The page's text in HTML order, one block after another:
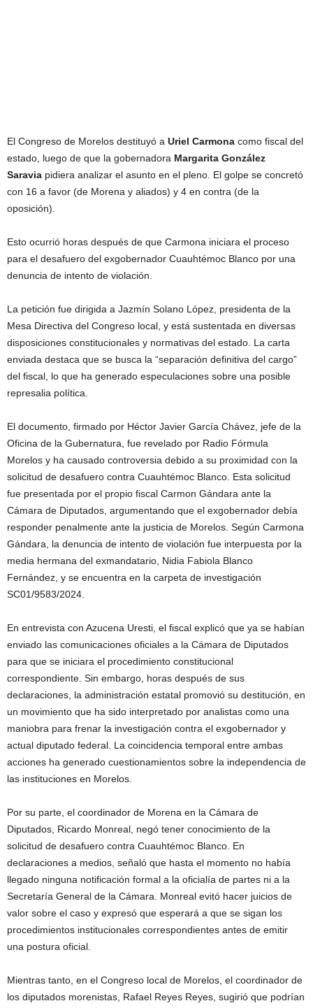
El Congreso de Morelos destituyó a Uriel Carmona como fiscal del
estado, luego de que la gobernadora Margarita González
Saravia pidiera analizar el asunto en el pleno. El golpe se concretó
con 16 a favor (de Morena y aliados) y 4 en contra (de la
oposición).
Esto ocurrió horas después de que Carmona iniciara el proceso
para el desafuero del exgobernador Cuauhtémoc Blanco por una
denuncia de intento de violación.
La petición fue dirigida a Jazmín Solano López, presidenta de la
Mesa Directiva del Congreso local, y está sustentada en diversas
disposiciones constitucionales y normativas del estado. La carta
enviada destaca que se busca la “separación definitiva del cargo”
del fiscal, lo que ha generado especulaciones sobre una posible
represalia política.
El documento, firmado por Héctor Javier García Chávez, jefe de la
Oficina de la Gubernatura, fue revelado por Radio Fórmula
Morelos y ha causado controversia debido a su proximidad con la
solicitud de desafuero contra Cuauhtémoc Blanco. Esta solicitud
fue presentada por el propio fiscal Carmon Gándara ante la
Cámara de Diputados, argumentando que el exgobernador debía
responder penalmente ante la justicia de Morelos. Según Carmona
Gándara, la denuncia de intento de violación fue interpuesta por la
media hermana del exmandatario, Nidia Fabiola Blanco
Fernández, y se encuentra en la carpeta de investigación
SC01/9583/2024.
En entrevista con Azucena Uresti, el fiscal explicó que ya se habían
enviado las comunicaciones oficiales a la Cámara de Diputados
para que se iniciara el procedimiento constitucional
correspondiente. Sin embargo, horas después de sus
declaraciones, la administración estatal promovió su destitución, en
un movimiento que ha sido interpretado por analistas como una
maniobra para frenar la investigación contra el exgobernador y
actual diputado federal. La coincidencia temporal entre ambas
acciones ha generado cuestionamientos sobre la independencia de
las instituciones en Morelos.
Por su parte, el coordinador de Morena en la Cámara de
Diputados, Ricardo Monreal, negó tener conocimiento de la
solicitud de desafuero contra Cuauhtémoc Blanco. En
declaraciones a medios, señaló que hasta el momento no había
llegado ninguna notificación formal a la oficialía de partes ni a la
Secretaría General de la Cámara. Monreal evitó hacer juicios de
valor sobre el caso y expresó que esperará a que se sigan los
procedimientos institucionales correspondientes antes de emitir
una postura oficial.
Mientras tanto, en el Congreso local de Morelos, el coordinador de
los diputados morenistas, Rafael Reyes Reyes, sugirió que podrían